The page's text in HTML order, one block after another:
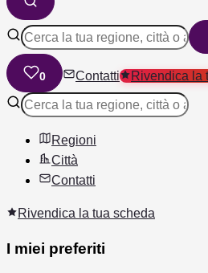
0 Contatti Rivendica la
Regioni
Città
Contatti
Rivendica la tua scheda
I miei preferiti